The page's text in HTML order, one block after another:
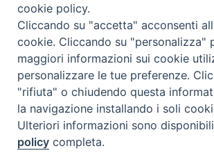
cookie policy.
Cliccando su "accetta" acconsenti
cookie. Cliccando su "personalizza"
maggiori informazioni sui cookie
personalizzare le tue preferenze.
"rifiuta" o chiudendo questa
la navigazione installando i soli
Ulteriori informazioni sono
policy completa.